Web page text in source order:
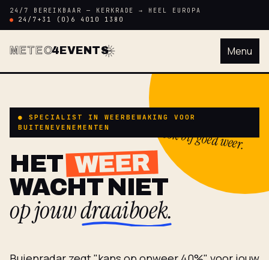
24/7 BEREIKBAAR — KERKRADE → HEEL EUROPA
24/7 +31 (0)6 4010 1380
METEO4EVENTSM4E Menu
☀ ook bij goed weer.
● SPECIALIST IN WEERBEWAKING VOOR
BUITENEVENEMENTEN
HET WEER
WACHT NIET
op jouwdraaiboek.